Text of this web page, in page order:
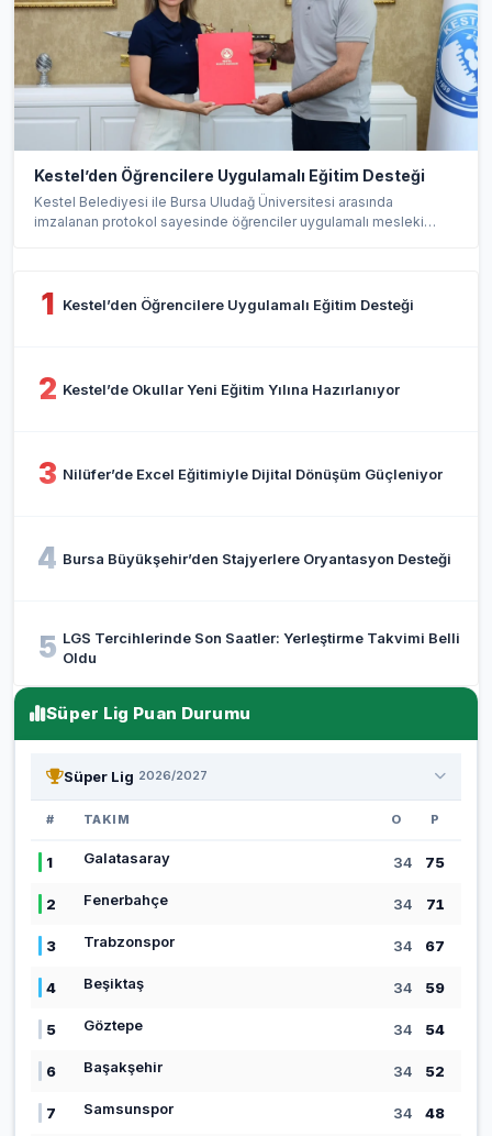
Kestel’den Öğrencilere Uygulamalı Eğitim Desteği
Kestel Belediyesi ile Bursa Uludağ Üniversitesi arasında
imzalanan protokol sayesinde öğrenciler uygulamalı mesleki
1 Kestel’den Öğrencilere Uygulamalı Eğitim Desteği
2 Kestel’de Okullar Yeni Eğitim Yılına Hazırlanıyor
3 Nilüfer’de Excel Eğitimiyle Dijital Dönüşüm Güçleniyor
4 Bursa Büyükşehir’den Stajyerlere Oryantasyon Desteği
5 LGS Tercihlerinde Son Saatler: Yerleştirme Takvimi Belli
Oldu
Süper Lig Puan Durumu
Süper Lig 2026/2027
# TAKIM O P
1 Galatasaray 34 75
2 Fenerbahçe 34 71
3 Trabzonspor 34 67
4 Beşiktaş 34 59
5 Göztepe 34 54
6 Başakşehir 34 52
7 Samsunspor 34 48